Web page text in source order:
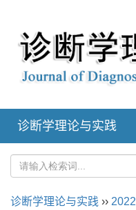
诊断学理论与实践
诊断学理论与实践 ›› 2022